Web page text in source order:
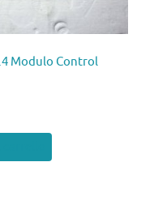
Modulo Control